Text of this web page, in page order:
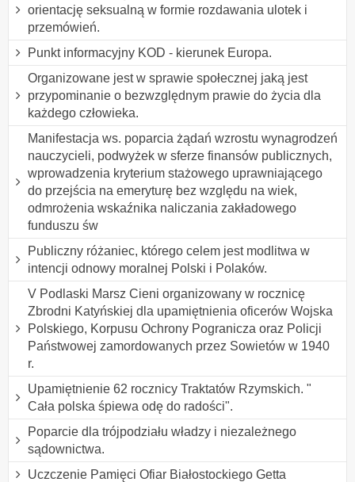
orientację seksualną w formie rozdawania ulotek i
przemówień.
Punkt informacyjny KOD - kierunek Europa.
Organizowane jest w sprawie społecznej jaką jest
przypominanie o bezwzględnym prawie do życia dla
każdego człowieka.
Manifestacja ws. poparcia żądań wzrostu wynagrodzeń
nauczycieli, podwyżek w sferze finansów publicznych,
wprowadzenia kryterium stażowego uprawniającego
do przejścia na emeryturę bez względu na wiek,
odmrożenia wskaźnika naliczania zakładowego
funduszu św
Publiczny różaniec, którego celem jest modlitwa w
intencji odnowy moralnej Polski i Polaków.
V Podlaski Marsz Cieni organizowany w rocznicę
Zbrodni Katyńskiej dla upamiętnienia oficerów Wojska
Polskiego, Korpusu Ochrony Pogranicza oraz Policji
Państwowej zamordowanych przez Sowietów w 1940
r.
Upamiętnienie 62 rocznicy Traktatów Rzymskich. "
Cała polska śpiewa odę do radości".
Poparcie dla trójpodziału władzy i niezależnego
sądownictwa.
Uczczenie Pamięci Ofiar Białostockiego Getta